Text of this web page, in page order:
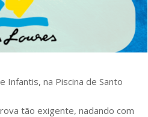
Infantis, na Piscina de Santo
tão exigente, nadando com